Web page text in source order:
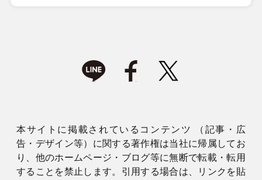
本サイトに掲載されているコンテンツ （記事・広
告・デザイン等）に関する著作権は当社に帰属してお
り、他のホームページ・ブログ等に無断で転載・転用
することを禁止します。引用する場合は、リンクを貼